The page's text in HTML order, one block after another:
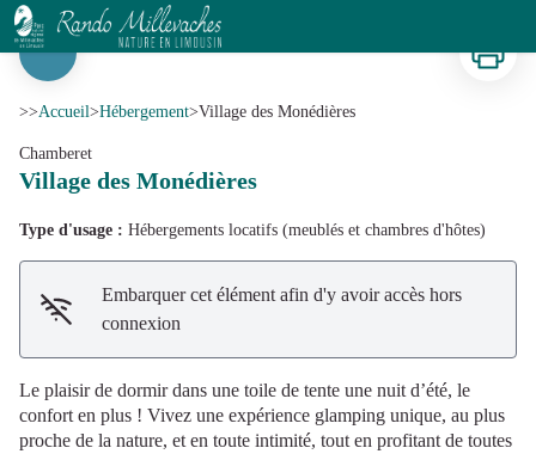
Village des Monédières
>>Accueil>Hébergement>Village des Monédières
Chamberet
Village des Monédières
Type d'usage : Hébergements locatifs (meublés et chambres d'hôtes)
Embarquer cet élément afin d'y avoir accès hors
connexion
Le plaisir de dormir dans une toile de tente une nuit d’été, le
confort en plus ! Vivez une expérience glamping unique, au plus
proche de la nature, et en toute intimité, tout en profitant de toutes